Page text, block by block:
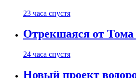
23 часа спустя
Отрекшаяся от Тома
24 часа спустя
Новый проект